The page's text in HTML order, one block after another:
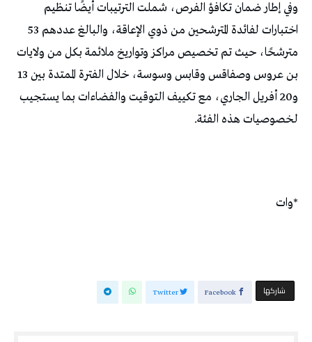
وفي إطار ضمان تكافؤ الفرص، شملت الترتيبات أيضًا تنظيم
اختبارات لفائدة المترشحين من ذوي الإعاقة، والبالغ عددهم 53
مترشحًا، حيث تم تخصيص مراكز وتواريخ ملائمة بكل من ولايات
بن عروس وصفاقس وقابس وسوسة، خلال الفترة الممتدة بين 13
و20 أفريل الجاري، مع تكييف التوقيت والفضاءات بما يستجيب
لخصوصيات هذه الفئة.
*وات
‫‫ شاركها‬ Facebook
Twitter